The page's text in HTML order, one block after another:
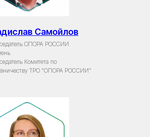
Самойлов
ОПОРА РОССИИ
Комитета по
ТРО "ОПОРА РОССИИ"